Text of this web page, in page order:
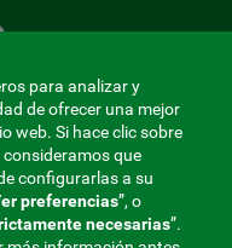
para analizar y
de ofrecer una mejor
web. Si hace clic sobre
consideramos que
configurarlas a su
preferencias”, o
necesarias”.